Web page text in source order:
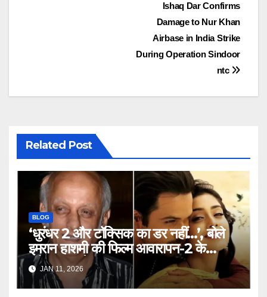
Ishaq Dar Confirms
Damage to Nur Khan
Airbase in India Strike
During Operation Sindoor
ntc
Related Post
BLOG
‘धुरंधर 2 और टॉक्सिक का डर नहीं…’, बोले
इमरान हाशमी की फिल्म आवारापन-2 के
प्रोड्यूसर मुकेश भट्ट – Mukesh
Bhatt on Emraan Hashmi
Awarapan 2 delay release
JAN 11, 2026